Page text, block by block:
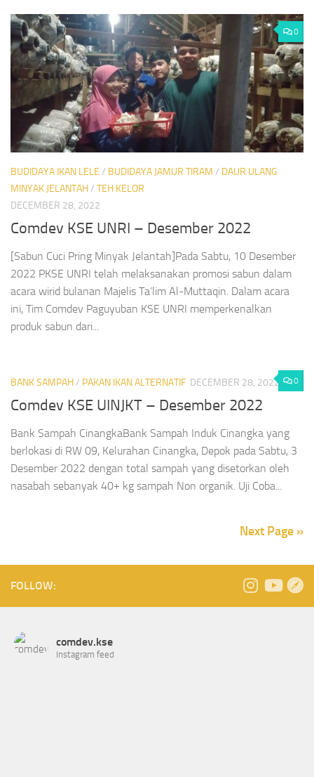
0
BUDIDAYA IKAN LELE / BUDIDAYA JAMUR TIRAM / DAUR ULANG
MINYAK JELANTAH/ TEH KELOR
DECEMBER 28, 2022
Comdev KSE UNRI – Desember 2022
[Sabun Cuci Pring Minyak Jelantah]Pada Sabtu, 10 Desember
2022 PKSE UNRI telah melaksanakan promosi sabun dalam
acara wirid bulanan Majelis Ta’lim Al-Muttaqin. Dalam acara
ini, Tim Comdev Paguyuban KSE UNRI memperkenalkan
produk sabun dari...
0
BANK SAMPAH/ PAKAN IKAN ALTERNATIF DECEMBER 28, 2022
Comdev KSE UINJKT – Desember 2022
Bank Sampah CinangkaBank Sampah Induk Cinangka yang
berlokasi di RW 09, Kelurahan Cinangka, Depok pada Sabtu, 3
Desember 2022 dengan total sampah yang disetorkan oleh
nasabah sebanyak 40+ kg sampah Non organik. Uji Coba...
Next Page »
FOLLOW:
comdev.kse
Instagram feed